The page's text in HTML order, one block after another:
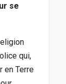
se
qui,
en Terre